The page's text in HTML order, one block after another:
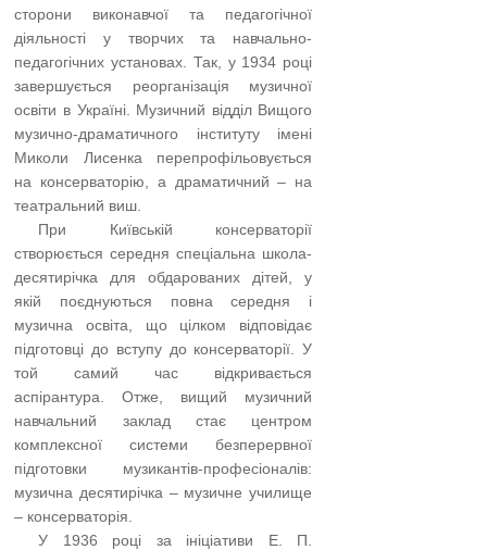
сторони виконавчої та педагогічної
діяльності у творчих та навчально-
педагогічних установах. Так, у 1934 році
завершується реорганізація музичної
освіти в Укра­їні. Музичний відділ Вищого
музично-драматичного інституту імені
Миколи Лисенка перепрофільовується
на консерваторію, а драматичний – на
театральний виш.
При Київській консерваторії
створюється середня спеціальна школа-
десятирічка для обдарованих дітей, у
якій поєднуються повна середня і
музична освіта, що цілком відповідає
підготовці до вступу до консерваторії. У
той самий час відкривається
аспірантура. Отже, вищий музичний
навчальний заклад стає центром
комплексної системи безперервної
підготовки музикантів-професіоналів:
музична десятирічка – музичне училище
– консерваторія.
…..У 1936 році за ініціативи Е. П.